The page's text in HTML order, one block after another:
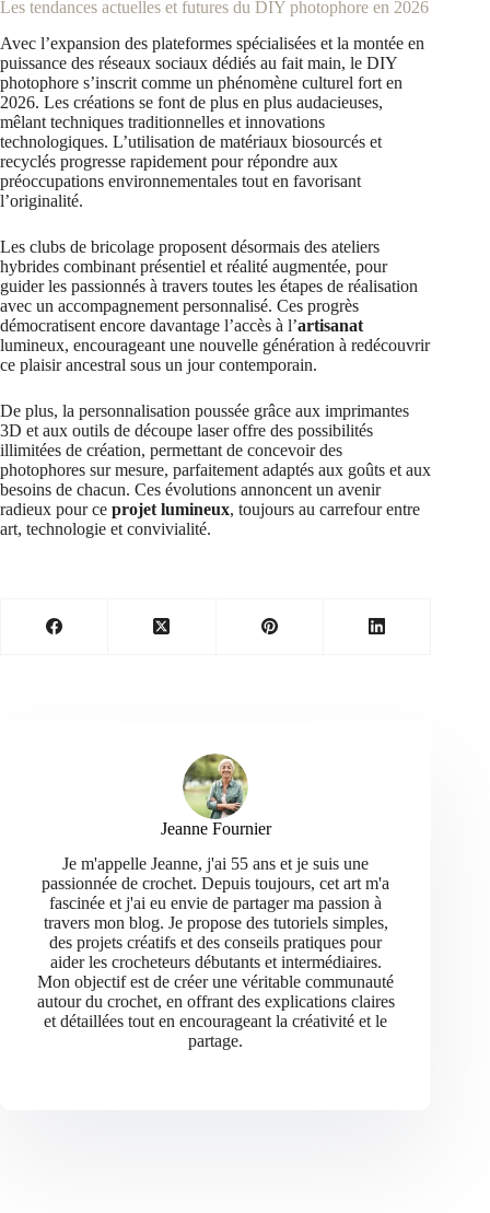
Les tendances actuelles et futures du DIY photophore en 2026
Avec l’expansion des plateformes spécialisées et la montée en
puissance des réseaux sociaux dédiés au fait main, le DIY
photophore s’inscrit comme un phénomène culturel fort en
2026. Les créations se font de plus en plus audacieuses,
mêlant techniques traditionnelles et innovations
technologiques. L’utilisation de matériaux biosourcés et
recyclés progresse rapidement pour répondre aux
préoccupations environnementales tout en favorisant
l’originalité.
Les clubs de bricolage proposent désormais des ateliers
hybrides combinant présentiel et réalité augmentée, pour
guider les passionnés à travers toutes les étapes de réalisation
avec un accompagnement personnalisé. Ces progrès
démocratisent encore davantage l’accès à l’artisanat
lumineux, encourageant une nouvelle génération à redécouvrir
ce plaisir ancestral sous un jour contemporain.
De plus, la personnalisation poussée grâce aux imprimantes
3D et aux outils de découpe laser offre des possibilités
illimitées de création, permettant de concevoir des
photophores sur mesure, parfaitement adaptés aux goûts et aux
besoins de chacun. Ces évolutions annoncent un avenir
radieux pour ce projet lumineux, toujours au carrefour entre
art, technologie et convivialité.
Jeanne Fournier
Je m'appelle Jeanne, j'ai 55 ans et je suis une
passionnée de crochet. Depuis toujours, cet art m'a
fascinée et j'ai eu envie de partager ma passion à
travers mon blog. Je propose des tutoriels simples,
des projets créatifs et des conseils pratiques pour
aider les crocheteurs débutants et intermédiaires.
Mon objectif est de créer une véritable communauté
autour du crochet, en offrant des explications claires
et détaillées tout en encourageant la créativité et le
partage.